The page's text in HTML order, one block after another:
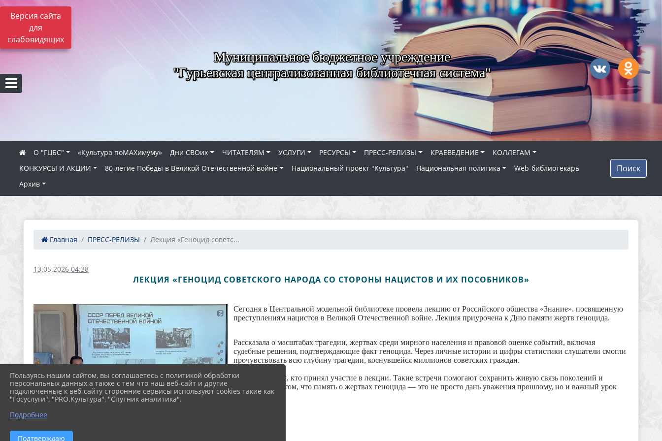
Версия сайта
для
слабовидящих
Муниципальное бюджетное учреждение
"Гурьевская централизованная библиотечная система"
О "ГЦБС" «Культура поMAXимуму» Дни СВОих ЧИТАТЕЛЯМ УСЛУГИ РЕСУРСЫ ПРЕСС-РЕЛИЗЫ КРАЕВЕДЕНИЕ
КОЛЛЕГАМ
КОНКУРСЫ И АКЦИИ
80‑летие Победы в Великой Отечественной войне Национальный проект "Культура" Национальная политика
Web-библиотекарь
Архив
Поиск
Главная ПРЕСС-РЕЛИЗЫ Лекция «Геноцид советс...
13.05.2026 04:38
ЛЕКЦИЯ «ГЕНОЦИД СОВЕТСКОГО НАРОДА СО СТОРОНЫ НАЦИСТОВ И ИХ ПОСОБНИКОВ»
Сегодня в Центральной модельной библиотеке провела лекцию от Российского общества «Знание», посвященную
преступлениям нацистов в Великой Отечественной войне. Лекция приурочена к Дню памяти жертв геноцида.
Рассказала о масштабах трагедии, жертвах среди мирного населения и правовой оценке событий, включая
судебные решения, подтверждающие факт геноцида. Через личные истории и цифры статистики слушатели смогли
прочувствовать всю глубину трагедии, коснувшейся миллионов советских граждан.
Благодарю всех, кто принял участие в лекции. Такие встречи помогают сохранить живую связь поколений и
напоминают о том, что память о жертвах геноцида — это не просто дань уважения прошлому, но и важный урок
для будущего.
Пользуясь нашим сайтом, вы соглашаетесь с политикой обработки
персональных данных а также с тем что наш веб-сайт и другие
подключенные к веб-сайту сторонние сервисы используют cookies такие как
"Госуслуги", "PRO.Культура", "Спутник аналитика".
Подробнее
Подтверждаю